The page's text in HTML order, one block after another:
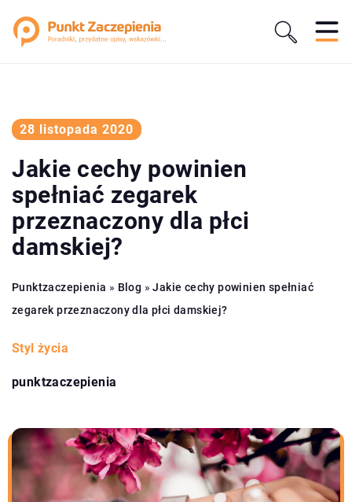
28 listopada 2020
Jakie cechy powinien
spełniać zegarek
przeznaczony dla płci
damskiej?
Punktzaczepienia » Blog »Jakie cechy powinien spełniać
zegarek przeznaczony dla płci damskiej?
Styl życia
punktzaczepienia